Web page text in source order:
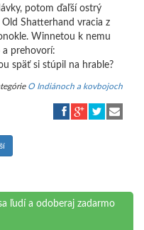
potom ďaľší ostrý
Shatterhand vracia z
Winnetou k nemu
prehovorí:
späť si stúpil na hrable?
O Indiánoch a kovbojoch
ľudí a odoberaj zadarmo